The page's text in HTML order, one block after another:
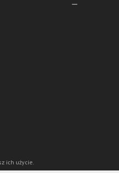
ich użycie.